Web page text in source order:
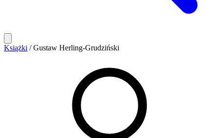
Książki / Gustaw Herling-Grudziński